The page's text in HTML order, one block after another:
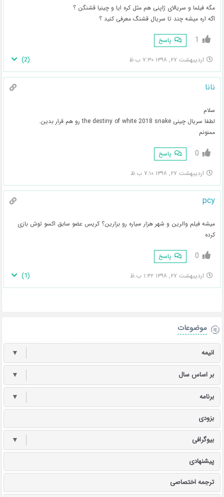
مگه فیلما و سریالای ژاپنی هم مثل کره ایا و چینیا قشنگن ؟
اگه اره میشه چند تا سریال قشنگ معرفی کنید ؟
1 پاسخ
اردیبهشت ۲۷, ۱۳۹۸ ۷:۳۰ ب.ظ (
2
)
نانا
سلام
لطفا سریال چینی the destiny of white 2018 snake رو هم قرار بدین.
ممنونم
0 پاسخ
اردیبهشت ۲۷, ۱۳۹۸ ۷:۱۰ ب.ظ
pcy
میشه فیلم والرین و شهر هزار سیاره رو بزارین؟ کریس عضو سابق اکسو توش بازی
کرده
0 پاسخ
اردیبهشت ۲۷, ۱۳۹۸ ۱:۳۲ ب.ظ (
1
)
موضوعات
انیمه ▼
بر اساس سال ▼
برنامه ▼
بزودی
بیوگرافی ▼
پیشنهادی
ترجمه اختصاصی